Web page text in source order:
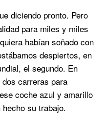
diciendo pronto. Pero
para miles y miles
habían soñado con
despiertos, en
el segundo. En
carreras para
coche azul y amarillo
su trabajo.